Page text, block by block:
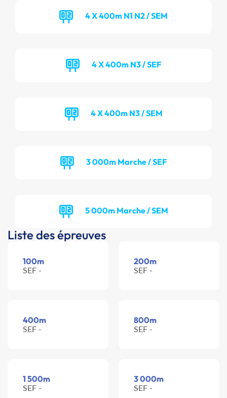
4 X 400m N1 N2 / SEM
4 X 400m N3 / SEF
4 X 400m N3 / SEM
3 000m Marche / SEF
5 000m Marche / SEM
Liste des épreuves
100m
SEF -
200m
SEF -
400m
SEF -
800m
SEF -
1 500m
SEF -
3 000m
SEF -